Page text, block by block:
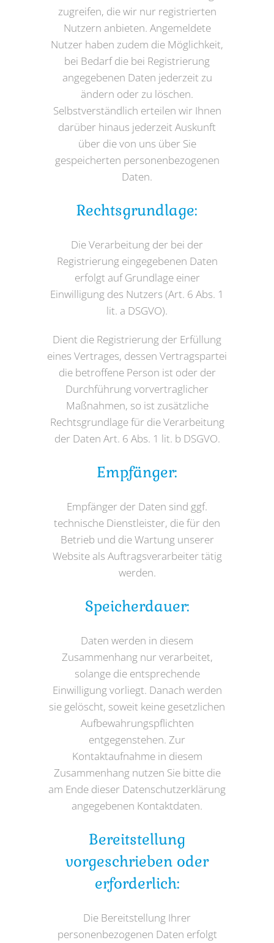
zugreifen, die wir nur registrierten
Nutzern anbieten. Angemeldete
Nutzer haben zudem die Möglichkeit,
bei Bedarf die bei Registrierung
angegebenen Daten jederzeit zu
ändern oder zu löschen.
Selbstverständlich erteilen wir Ihnen
darüber hinaus jederzeit Auskunft
über die von uns über Sie
gespeicherten personenbezogenen
Daten.
Rechtsgrundlage:
Die Verarbeitung der bei der
Registrierung eingegebenen Daten
erfolgt auf Grundlage einer
Einwilligung des Nutzers (Art. 6 Abs. 1
lit. a DSGVO).
Dient die Registrierung der Erfüllung
eines Vertrages, dessen Vertragspartei
die betroffene Person ist oder der
Durchführung vorvertraglicher
Maßnahmen, so ist zusätzliche
Rechtsgrundlage für die Verarbeitung
der Daten Art. 6 Abs. 1 lit. b DSGVO.
Empfänger:
Empfänger der Daten sind ggf.
technische Dienstleister, die für den
Betrieb und die Wartung unserer
Website als Auftragsverarbeiter tätig
werden.
Speicherdauer:
Daten werden in diesem
Zusammenhang nur verarbeitet,
solange die entsprechende
Einwilligung vorliegt. Danach werden
sie gelöscht, soweit keine gesetzlichen
Aufbewahrungspflichten
entgegenstehen. Zur
Kontaktaufnahme in diesem
Zusammenhang nutzen Sie bitte die
am Ende dieser Datenschutzerklärung
angegebenen Kontaktdaten.
Bereitstellung
vorgeschrieben oder
erforderlich:
Die Bereitstellung Ihrer
personenbezogenen Daten erfolgt